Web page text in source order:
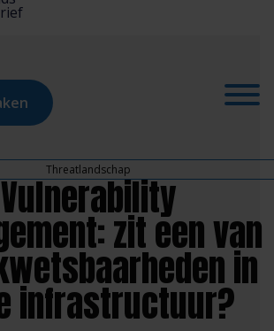
Threatlandschap
Vulnerability
zit een van
in
infrastructuur?